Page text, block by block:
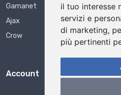
il tuo interesse
servizi e
di marketing,
più pertinenti
Gamanet
Ajax
Crow
Account